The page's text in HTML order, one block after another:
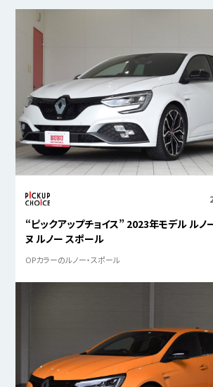
“ピックアップチョイス” 2023年モデル ルノ
ヌ ルノー スポール
OPカラーのルノー・スポール